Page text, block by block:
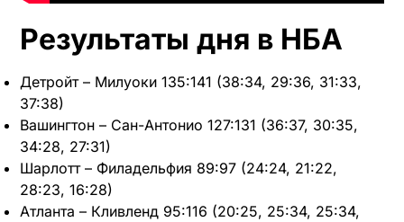
Результаты дня в НБА
Детройт – Милуоки 135:141 (38:34, 29:36, 31:33,
37:38)
Вашингтон – Сан-Антонио 127:131 (36:37, 30:35,
34:28, 27:31)
Шарлотт – Филадельфия 89:97 (24:24, 21:22,
28:23, 16:28)
Атланта – Кливленд 95:116 (20:25, 25:34, 25:34,